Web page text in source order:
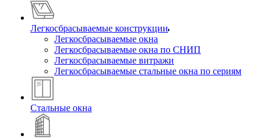
Легкосбрасываемые конструкции
Легкосбрасываемые окна
Легкосбрасываемые окна по СНИП
Легкосбрасываемые витражи
Легкосбрасываемые стальные окна по сериям
Стальные окна